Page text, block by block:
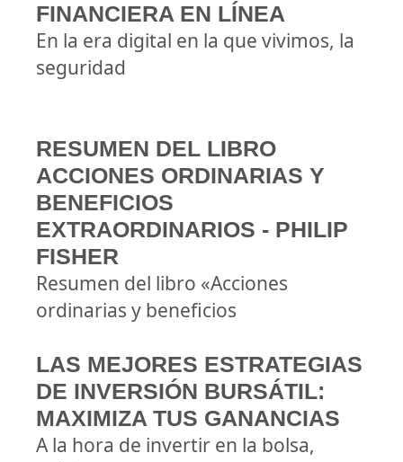
FINANCIERA EN LÍNEA
En la era digital en la que vivimos, la
seguridad
RESUMEN DEL LIBRO
ACCIONES ORDINARIAS Y
BENEFICIOS
EXTRAORDINARIOS - PHILIP
FISHER
Resumen del libro «Acciones
ordinarias y beneficios
LAS MEJORES ESTRATEGIAS
DE INVERSIÓN BURSÁTIL:
MAXIMIZA TUS GANANCIAS
A la hora de invertir en la bolsa,